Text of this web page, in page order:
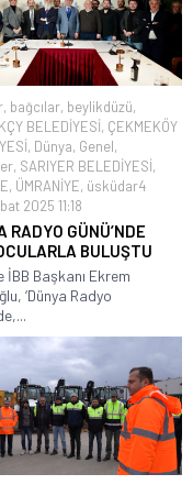
, bağcılar, beylikdüzü,
BELEDİYESİ, ÇEKMEKÖY
, Dünya, Genel,
, SARIYER BELEDİYESİ,
, ÜMRANİYE, üsküdar4
2025 11:18
RADYO GÜNÜ’NDE
BULUŞTU
İBB Başkanı Ekrem
‘Dünya Radyo